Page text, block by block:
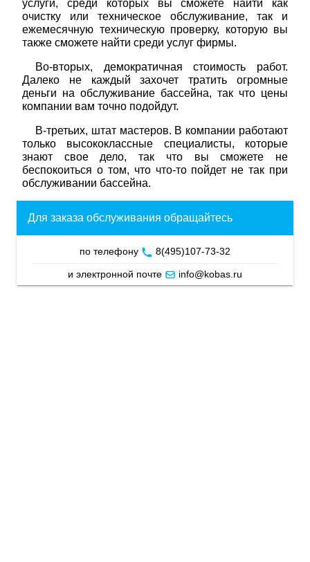
услуги, среди которых вы сможете найти как
очистку или техническое обслуживание, так и
ежемесячную техническую проверку, которую вы
также сможете найти среди услуг фирмы.
Во-вторых, демократичная стоимость работ.
Далеко не каждый захочет тратить огромные
деньги на обслуживание бассейна, так что цены
компании вам точно подойдут.
В-третьих, штат мастеров. В компании работают
только высококлассные специалисты, которые
знают свое дело, так что вы сможете не
беспокоиться о том, что что-то пойдет не так при
обслуживании бассейна.
Для заказа обслуживания обращайтесь
по телефону 8(495)107-73-32
и электронной почте info@kobas.ru